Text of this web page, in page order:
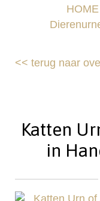
HOME
<<terug naar
Katten
in